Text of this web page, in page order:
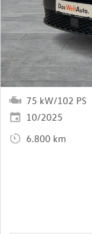
75 kW/102 PS
10/2025
6.800 km